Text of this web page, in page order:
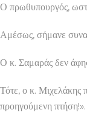
Ο πρωθυπουργός,
Αμέσως, σήμανε
Ο κ. Σαμαράς δεν
Τότε, ο κ. Μιχελάκης
προηγούμενη πτήση!».